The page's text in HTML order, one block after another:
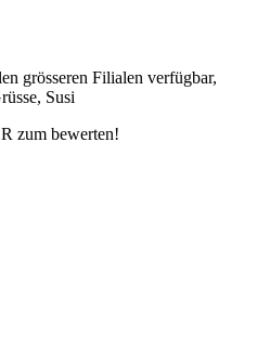
grösseren Filialen verfügbar,
Susi
zum bewerten!